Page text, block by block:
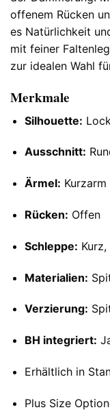
offenem Rücken
es Natürlichkeit
mit feiner
zur idealen Wahl
Merkmale
Silhouette:
Ausschnitt:
Ärmel: Kurzarm
Rücken: Offen
Schleppe:
Materialien:
Verzierung:
BH integriert:
Erhältlich in
Plus Size